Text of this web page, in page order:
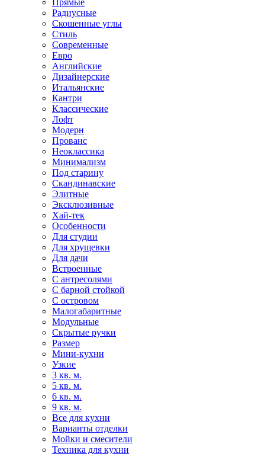
Прямые
Радиусные
Скошенные углы
Стиль
Современные
Евро
Английские
Дизайнерские
Итальянские
Кантри
Классические
Лофт
Модерн
Прованс
Неоклассика
Минимализм
Под старину
Скандинавские
Элитные
Эксклюзивные
Хай-тек
Особенности
Для студии
Для хрущевки
Для дачи
Встроенные
С антресолями
С барной стойкой
С островом
Малогабаритные
Модульные
Скрытые ручки
Размер
Мини-кухни
Узкие
3 кв. м.
5 кв. м.
6 кв. м.
9 кв. м.
Все для кухни
Варианты отделки
Мойки и смесители
Техника для кухни